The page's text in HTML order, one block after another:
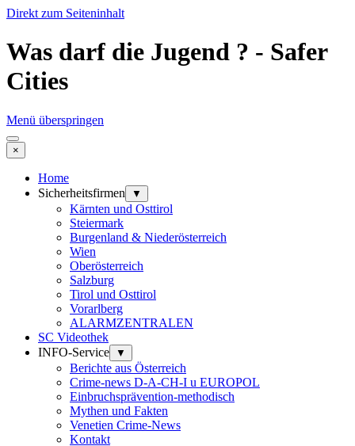
Direkt zum Seiteninhalt
Was darf die Jugend ? - Safer
Cities
Menü überspringen
×
Home
Sicherheitsfirmen
▼
Kärnten und Osttirol
Steiermark
Burgenland & Niederösterreich
Wien
Oberösterreich
Salzburg
Tirol und Osttirol
Vorarlberg
ALARMZENTRALEN
SC Videothek
INFO-Service
▼
Berichte aus Österreich
Crime-news D-A-CH-I u EUROPOL
Einbruchsprävention-methodisch
Mythen und Fakten
Venetien Crime-News
Kontakt